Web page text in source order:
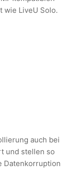
wie LiveU Solo.
auch bei
und stellen so
Datenkorruption